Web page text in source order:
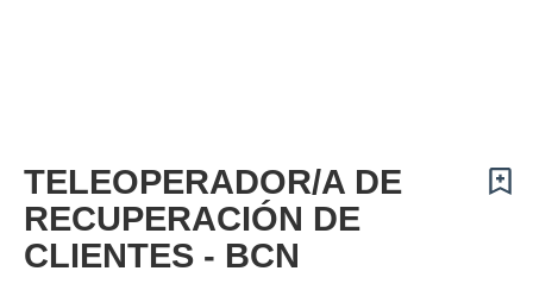
TELEOPERADOR/A DE
RECUPERACIÓN DE
CLIENTES - BCN